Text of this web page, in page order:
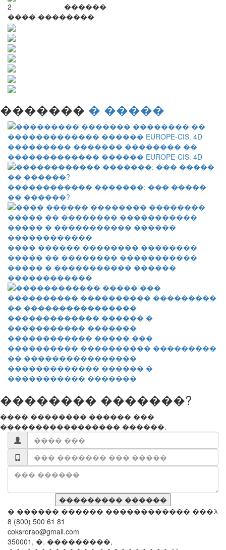
2
������
���� ��������
������� � �����
��������� ������� �������� ��
������������� ������ EUROPE-CIS. 4D
������������ �������: ��� �����
�� ������?
���� ������ �������� ��������
����� �� �������� �����������
����� � ����������� ������
������������
������������ ����� ���
���������� ���������� ���������
�� ����������������
������������� ������ �
����������� �������
�������� �������?
���� �������� ������ ���
����������������� ������.
� ������ ������ ������������ ���λ
8 (800) 500 61 81
coksrorao@gmail.com
350001, �. ���������,